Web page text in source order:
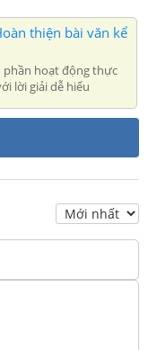
thiện bài văn kể
phần hoạt động thực
lời giải dễ hiểu